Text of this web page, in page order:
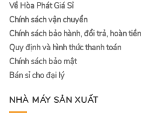
Về Hòa Phát Giá Sỉ
Chính sách vận chuyển
Chính sách bảo hành, đổi trả, hoàn tiền
Quy định và hình thức thanh toán
Chính sách bảo mật
Bán sỉ cho đại lý
NHÀ MÁY SẢN XUẤT